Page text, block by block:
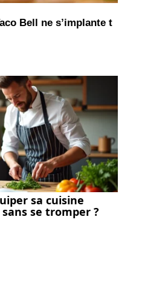
Bell ne s’implante t
sa cuisine
se tromper ?